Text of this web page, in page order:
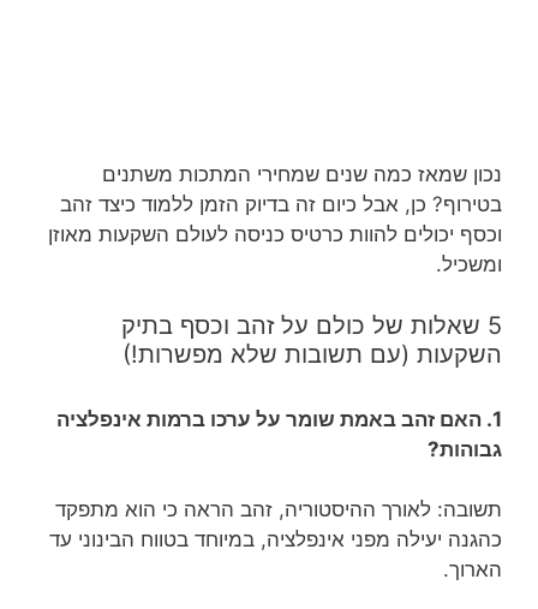
נכון שמאז כמה שנים שמחירי המתכות משתנים
בטירוף? כן, אבל כיום זה בדיוק הזמן ללמוד כיצד זהב
וכסף יכולים להוות כרטיס כניסה לעולם השקעות מאוזן
ומשכיל.
5 שאלות של כולם על זהב וכסף בתיק
השקעות (עם תשובות שלא מפשרות!)
1. האם זהב באמת שומר על ערכו ברמות אינפלציה
גבוהות?
תשובה: לאורך ההיסטוריה, זהב הראה כי הוא מתפקד
כהגנה יעילה מפני אינפלציה, במיוחד בטווח הבינוני עד
הארוך.